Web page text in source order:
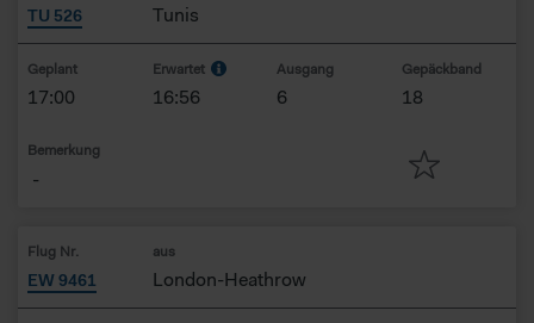
TU 526 Tunis
Geplant
17:00
Erwartet
16:56
Ausgang
6
Gepäckband
18
Bemerkung
-
Flug Nr.
EW 9461
aus
London-Heathrow